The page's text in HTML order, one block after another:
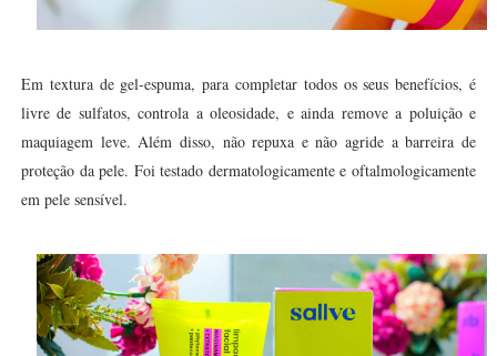
Em textura de gel-espuma, para completar todos os seus benefícios, é
livre de sulfatos, controla a oleosidade, e ainda remove a poluição e
maquiagem leve. Além disso, não repuxa e não agride a barreira de
proteção da pele. Foi testado dermatologicamente e oftalmologicamente
em pele sensível.